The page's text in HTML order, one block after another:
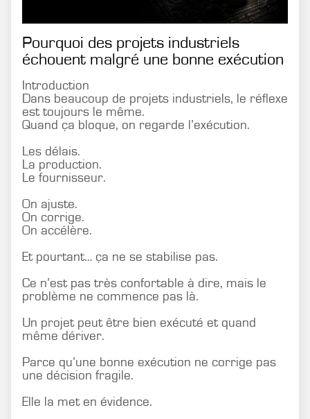
Pourquoi des projets industriels
échouent malgré une bonne exécution
Introduction
Dans beaucoup de projets industriels, le réflexe
est toujours le même.
Quand ça bloque, on regarde l’exécution.
Les délais.
La production.
Le fournisseur.
On ajuste.
On corrige.
On accélère.
Et pourtant… ça ne se stabilise pas.
Ce n’est pas très confortable à dire, mais le
problème ne commence pas là.
Un projet peut être bien exécuté et quand
même dériver.
Parce qu’une bonne exécution ne corrige pas
une décision fragile.
Elle la met en évidence.